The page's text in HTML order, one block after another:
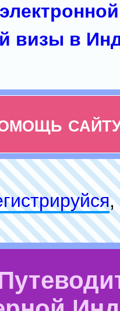
визы в
,